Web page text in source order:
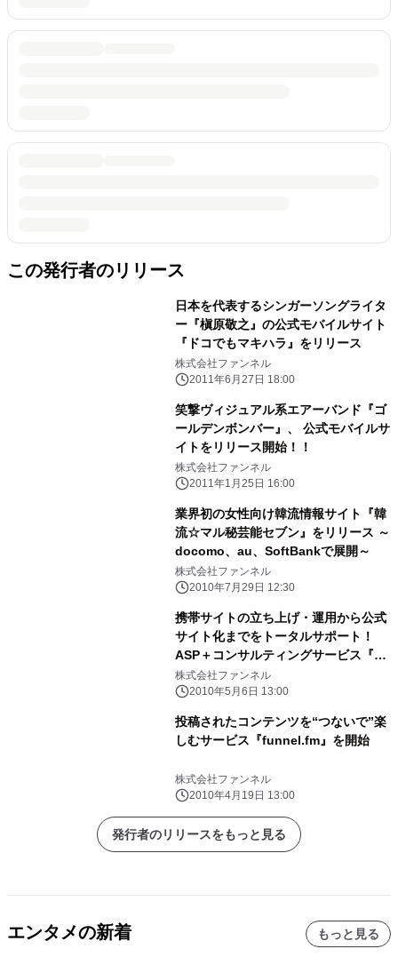
この発行者のリリース
日本を代表するシンガーソングライタ
ー『槇原敬之』の公式モバイルサイト
『ドコでもマキハラ』をリリース
株式会社ファンネル
2011年6月27日 18:00
笑撃ヴィジュアル系エアーバンド『ゴ
ールデンボンバー』、 公式モバイルサ
イトをリリース開始！！
株式会社ファンネル
2011年1月25日 16:00
業界初の女性向け韓流情報サイト『韓
流☆マル秘芸能セブン』をリリース ～
docomo、au、SoftBankで展開～
株式会社ファンネル
2010年7月29日 12:30
携帯サイトの立ち上げ・運用から公式
サイト化までをトータルサポート！
ASP＋コンサルティングサービス『コ
ンテンツバンク』の提供を開始
株式会社ファンネル
2010年5月6日 13:00
投稿されたコンテンツを“つないで”楽
しむサービス『funnel.fm』を開始
株式会社ファンネル
2010年4月19日 13:00
発行者のリリースをもっと見る
エンタメの新着 もっと見る